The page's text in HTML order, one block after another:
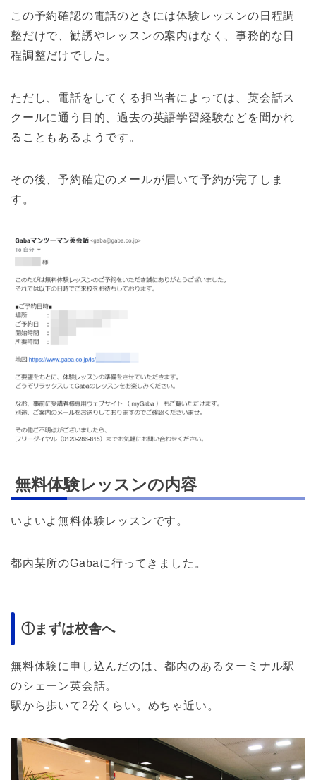
この予約確認の電話のときには体験レッスンの日程調
整だけで、勧誘やレッスンの案内はなく、事務的な日
程調整だけでした。
ただし、電話をしてくる担当者によっては、英会話ス
クールに通う目的、過去の英語学習経験などを聞かれ
ることもあるようです。
その後、予約確定のメールが届いて予約が完了しま
す。
無料体験レッスンの内容
いよいよ無料体験レッスンです。
都内某所のGabaに行ってきました。
①まずは校舎へ
無料体験に申し込んだのは、都内のあるターミナル駅
のシェーン英会話。
駅から歩いて2分くらい。めちゃ近い。